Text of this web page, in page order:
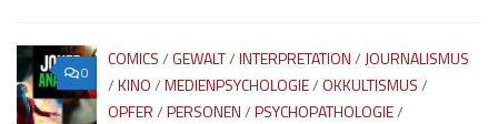
0
COMICS/GEWALT/INTERPRETATION/ JOURNALISMUS
/KINO/MEDIENPSYCHOLOGIE/OKKULTISMUS/
OPFER/PERSONEN/PSYCHOPATHOLOGIE/